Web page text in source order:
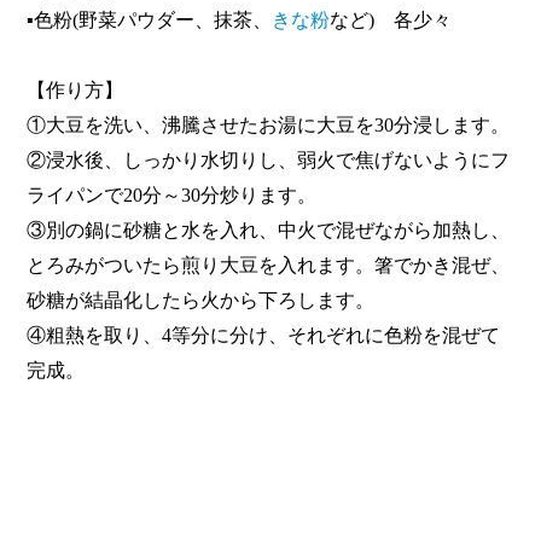
▪色粉(野菜パウダー、抹茶、 きな粉など) 各少々
【作り方】
①大豆を洗い、沸騰させたお湯に大豆を30分浸します。
②浸水後、しっかり水切りし、弱火で焦げないようにフ
ライパンで20分～30分炒ります。
③別の鍋に砂糖と水を入れ、中火で混ぜながら加熱し、
とろみがついたら煎り大豆を入れます。箸でかき混ぜ、
砂糖が結晶化したら火から下ろします。
④粗熱を取り、4等分に分け、それぞれに色粉を混ぜて
完成。